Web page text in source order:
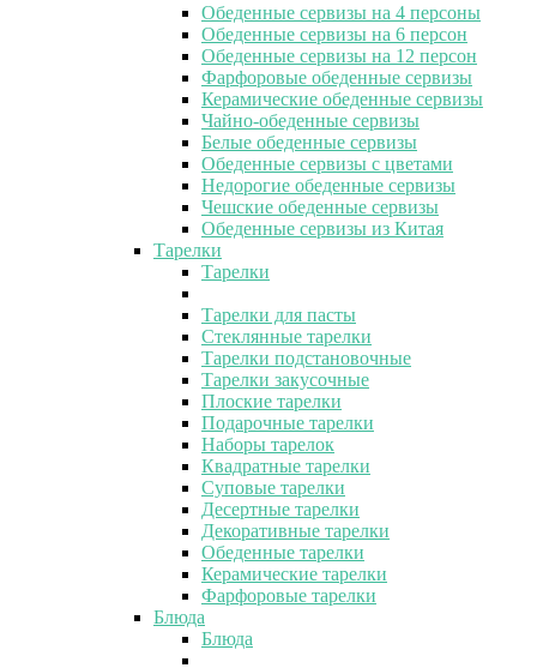
Обеденные сервизы на 4 персоны
Обеденные сервизы на 6 персон
Обеденные сервизы на 12 персон
Фарфоровые обеденные сервизы
Керамические обеденные сервизы
Чайно-обеденные сервизы
Белые обеденные сервизы
Обеденные сервизы с цветами
Недорогие обеденные сервизы
Чешские обеденные сервизы
Обеденные сервизы из Китая
Тарелки
Тарелки
Тарелки для пасты
Стеклянные тарелки
Тарелки подстановочные
Тарелки закусочные
Плоские тарелки
Подарочные тарелки
Наборы тарелок
Квадратные тарелки
Суповые тарелки
Десертные тарелки
Декоративные тарелки
Обеденные тарелки
Керамические тарелки
Фарфоровые тарелки
Блюда
Блюда